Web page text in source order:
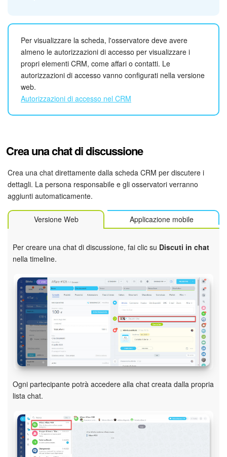
ACCEDI
Se non riesci a trovare il campoOsservatorinella scheda
dell'elemento CRM, fai clic suSeleziona campo> seleziona
Osservatori.
Per visualizzare la scheda, l'osservatore deve avere
almeno le autorizzazioni di accesso per visualizzare i
propri elementi CRM, come affari o contatti. Le
autorizzazioni di accesso vanno configurati nella versione
web.
Autorizzazioni di accesso nel CRM
Crea una chat di discussione
Crea una chat direttamente dalla scheda CRM per discutere i
dettagli. La persona responsabile e gli osservatori verranno
aggiunti automaticamente.
Versione Web Applicazione mobile
Per creare una chat di discussione, fai clic su Discuti in chat
nella timeline.
Ogni partecipante potrà accedere alla chat creata dalla propria
lista chat.